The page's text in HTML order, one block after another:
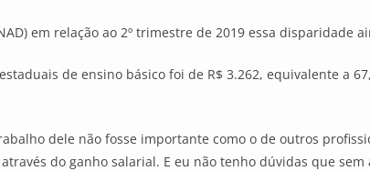
em relação ao 2º trimestre de 2019 essa disparidade
de ensino básico foi de R$ 3.262, equivalente a
dele não fosse importante como o de outros
do ganho salarial. E eu não tenho dúvidas que sem